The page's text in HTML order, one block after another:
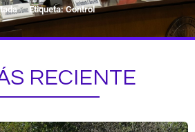
Etiqueta: Control
RECIENTE